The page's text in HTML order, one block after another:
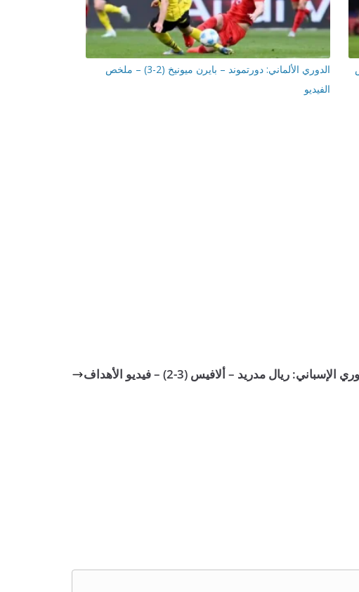
الدوري الألماني: دورتموند – بايرن ميونيخ (2-3) – ملخص
الفيديو
الإسباني: ريال مدريد – ألافيس (3-2) – فيديو الأهداف